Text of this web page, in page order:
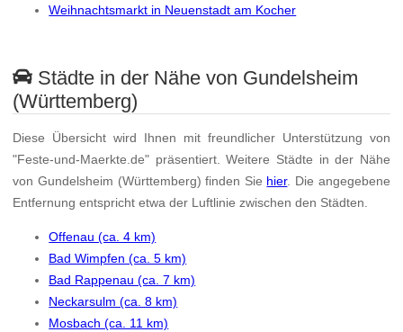
Weihnachtsmarkt in Neuenstadt am Kocher
Städte in der Nähe von Gundelsheim
(Württemberg)
Diese Übersicht wird Ihnen mit freundlicher Unterstützung von
"Feste-und-Maerkte.de" präsentiert. Weitere Städte in der Nähe
von Gundelsheim (Württemberg) finden Sie hier. Die angegebene
Entfernung entspricht etwa der Luftlinie zwischen den Städten.
Offenau (ca. 4 km)
Bad Wimpfen (ca. 5 km)
Bad Rappenau (ca. 7 km)
Neckarsulm (ca. 8 km)
Mosbach (ca. 11 km)